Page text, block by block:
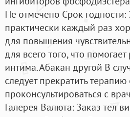
Не отмечено Срок
практически каждый раз
для повышения
для всего того, что
интима. Абакан другой В
следует прекратить
проконсультироваться с
Галерея Валюта: Заказ тел